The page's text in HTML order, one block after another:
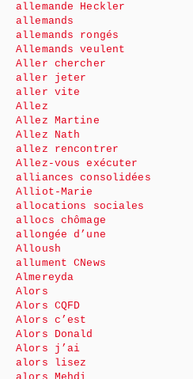
allemande Heckler
allemands
allemands rongés
Allemands veulent
Aller chercher
aller jeter
aller vite
Allez
Allez Martine
Allez Nath
allez rencontrer
Allez-vous exécuter
alliances consolidées
Alliot-Marie
allocations sociales
allocs chômage
allongée d’une
Alloush
allument CNews
Almereyda
Alors
Alors CQFD
Alors c’est
Alors Donald
Alors j’ai
alors lisez